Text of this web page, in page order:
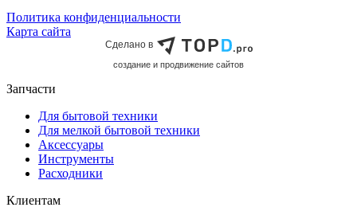
Политика конфиденциальности
Карта сайта
Сделано в
cоздание и продвижение сайтов
Запчасти
Для бытовой техники
Для мелкой бытовой техники
Аксессуары
Инструменты
Расходники
Клиентам